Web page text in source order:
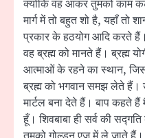
क्योंकि वह आकर तुमको काम
मार्ग में तो बहुत शो है, यहाँ तो
प्रकार के हठयोग आदि करते हैं।
वह ब्रह्म को मानते हैं। ब्रह्म
आत्माओं के रहने का स्थान,
ब्रह्म को भगवान समझ लेते हैं।
मार्टल बना देते हैं। बाप कहते
हूँ। शिवबाबा ही सर्व की